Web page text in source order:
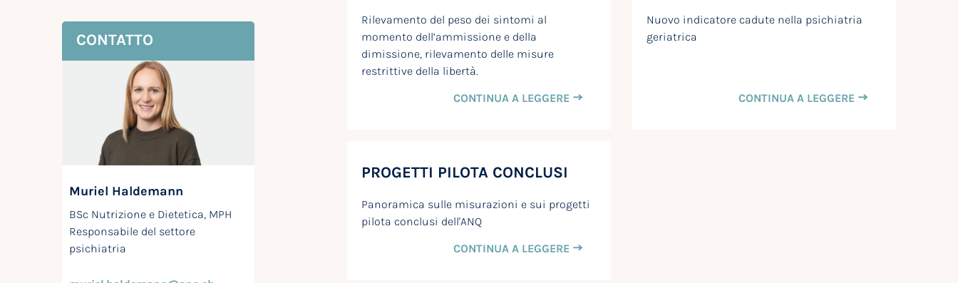
CONTATTO
Muriel Haldemann
BSc Nutrizione e Dietetica, MPH
Responsabile del settore
psichiatria
Rilevamento del peso dei sintomi al
momento dell’ammissione e della
dimissione, rilevamento delle misure
restrittive della libertà.
CONTINUA A LEGGERE
Nuovo indicatore cadute nella psichiatria
geriatrica
CONTINUA A LEGGERE
PROGETTI PILOTA CONCLUSI
Panoramica sulle misurazioni e sui progetti
pilota conclusi dell'ANQ
CONTINUA A LEGGERE